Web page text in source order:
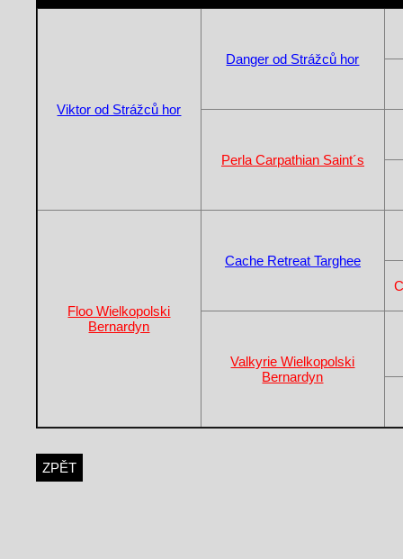
Viktor od Strážců hor
Danger od Strážců hor
Perla Carpathian Saint´s
Floo Wielkopolski
Bernardyn
Cache Retreat Targhee
Valkyrie Wielkopolski
Bernardyn
ZPĚT